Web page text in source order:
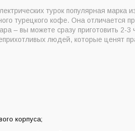
турок популярная марка
турецкого кофе. Она отличается
– вы можете сразу приготовить 2-
людей, которые ценят
корпуса;